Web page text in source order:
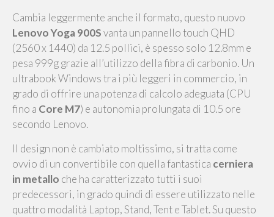
Cambia leggermente anche il formato, questo nuovo
Lenovo Yoga 900Svanta un pannello touch QHD
(2560 x 1440) da 12.5 pollici, è spesso solo 12.8mm e
pesa 999g grazie all’utilizzo della fibra di carbonio. Un
ultrabook Windows tra i più leggeri in commercio, in
grado di offrire una potenza di calcolo adeguata (CPU
fino a Core M7) e autonomia prolungata di 10.5 ore
secondo Lenovo.
Il design non è cambiato moltissimo, si tratta come
ovvio di un convertibile con quella fantastica cerniera
in metallo che ha caratterizzato tutti i suoi
predecessori, in grado quindi di essere utilizzato nelle
quattro modalità Laptop, Stand, Tent e Tablet. Su questo